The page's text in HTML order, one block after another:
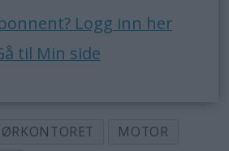
Logg inn her
til Min side
MOTOR